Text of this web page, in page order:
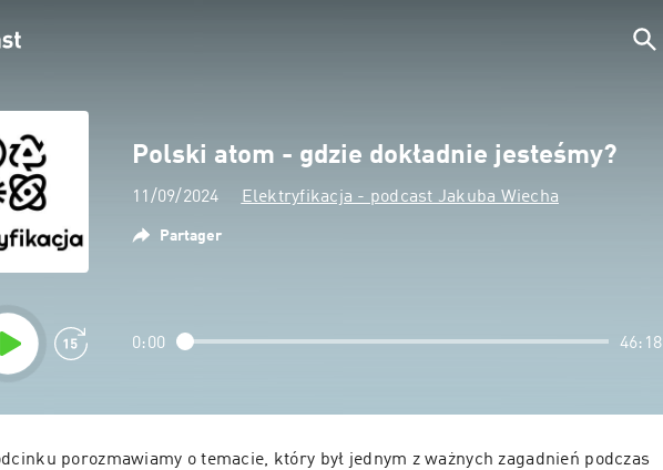
Polski atom - gdzie dokładnie jesteśmy?
11/09/2024 Elektryfikacja - podcast Jakuba Wiecha
Partager
0:00 46:18
porozmawiamy o temacie, który był jednym z ważnych zagadnień podczas